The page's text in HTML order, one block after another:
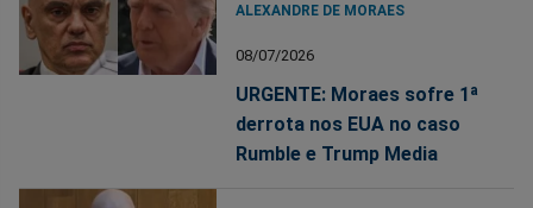
ALEXANDRE DE MORAES
08/07/2026
URGENTE: Moraes sofre 1ª
derrota nos EUA no caso
Rumble e Trump Media